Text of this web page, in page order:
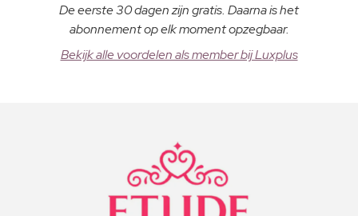
De eerste 30 dagen zijn gratis. Daarna is het
abonnement op elk moment opzegbaar.
Bekijk alle voordelen als member bij Luxplus